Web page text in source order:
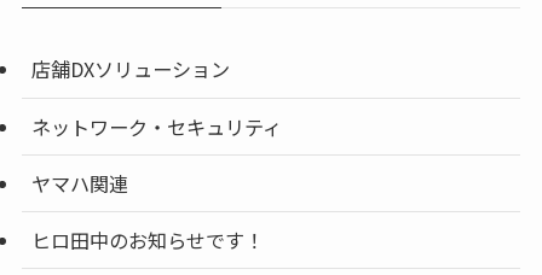
店舗DXソリューション
ネットワーク・セキュリティ
ヤマハ関連
ヒロ田中のお知らせです！